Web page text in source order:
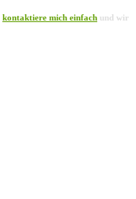
kontaktiere mich einfach und wir